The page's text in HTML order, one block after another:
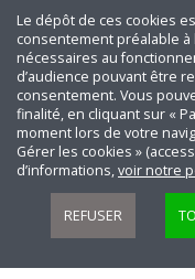
Le dépôt de ces cookies
consentement préalable à
nécessaires au
d’audience pouvant être
consentement. Vous
finalité, en cliquant sur «
moment lors de votre
Gérer les cookies »
d’informations,voir notre
REFUSER